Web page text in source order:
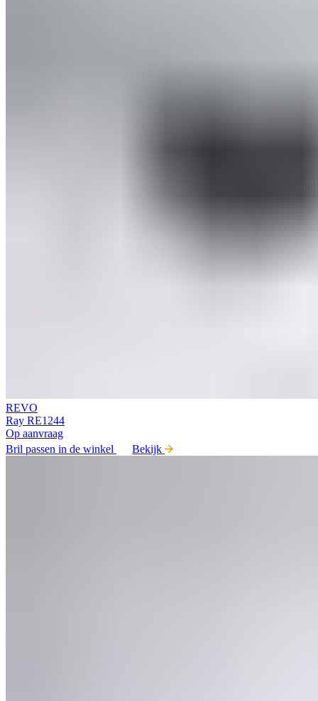
REVO
Ray RE1244
Op aanvraag
Bril passen in de winkel
Bekijk